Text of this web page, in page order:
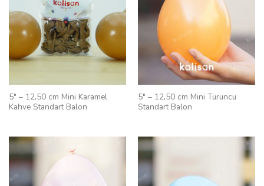
5″ – 12,50 cm Mini Karamel
Kahve Standart Balon
5″ – 12,50 cm Mini Turuncu
Standart Balon